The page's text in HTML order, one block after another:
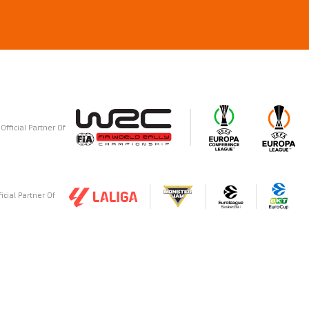
Official Partner Of
Partner Of